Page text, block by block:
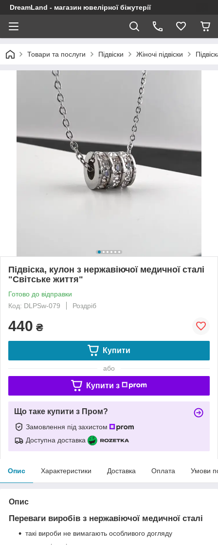
DreamLand - магазин ювелірної біжутерії
Товари та послуги Підвіски Жіночі підвіски
Підвіска, кулон з нержавіючої медичної сталі
"Світське життя"
Готово до відправки
Код: DLPSw-079
Роздріб
440 ₴
Купити
або
Купити з
Що таке купити з Пром?
Замовлення під захистом
Доступна доставка
Опис Характеристики Доставка Оплата Умови
Опис
Переваги виробів з нержавіючої медичної сталі
такі вироби не вимагають особливого догляду